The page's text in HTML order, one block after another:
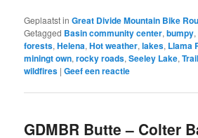
Geplaatst in Great Divide Mountain Bike
Getagged Basin community center,bumpy,
forests,Helena,Hot weather,lakes, Llama
miningt own,rocky roads,Seeley Lake,
wildfires |Geef een reactie
GDMBR Butte – Colter